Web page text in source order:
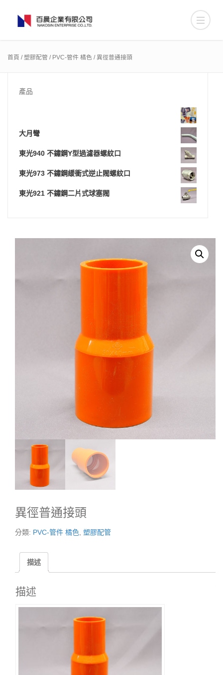
首頁 /塑膠配管 / PVC-管件 橘色 / 異徑普通接頭
產品
大月彎
東光940 不鏽鋼Y型過濾器螺紋口
東光973 不鏽鋼緩衝式逆止閥螺紋口
東光921 不鏽鋼二片式球塞閥
異徑普通接頭
分類: PVC-管件 橘色 塑膠配管
描述
描述